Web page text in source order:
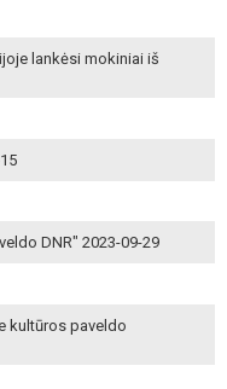
lankėsi mokiniai iš
DNR" 2023-09-29
kultūros paveldo